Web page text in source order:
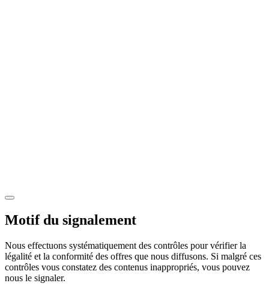
Motif du signalement
Nous effectuons systématiquement des contrôles pour vérifier la
légalité et la conformité des offres que nous diffusons. Si malgré ces
contrôles vous constatez des contenus inappropriés, vous pouvez
nous le signaler.